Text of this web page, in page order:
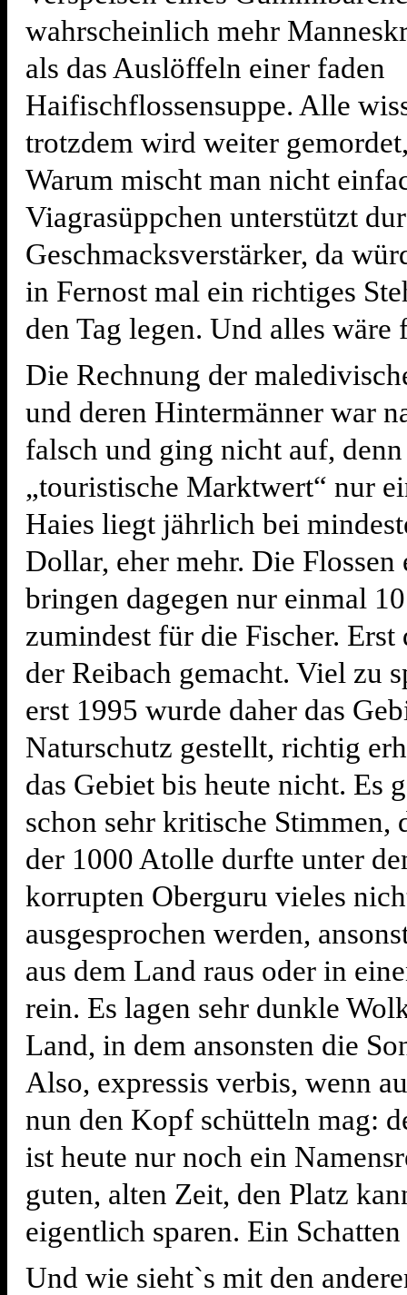
wahrscheinlich mehr
als das Auslöffeln einer faden
Haifischflossensuppe. Alle
trotzdem wird weiter
Warum mischt man nicht
Viagrasüppchen unterstützt
Geschmacksverstärker, da
in Fernost mal ein richtiges
den Tag legen. Und alles wäre
Die Rechnung der
und deren Hintermänner war
falsch und ging nicht auf,
„touristische Marktwert“ nur
Haies liegt jährlich bei
Dollar, eher mehr. Die Flossen
bringen dagegen nur einmal
zumindest für die Fischer. Erst
der Reibach gemacht. Viel zu
erst 1995 wurde daher das
Naturschutz gestellt, richtig
das Gebiet bis heute nicht. Es
schon sehr kritische Stimmen,
der 1000 Atolle durfte unter
korrupten Oberguru vieles
ausgesprochen werden,
aus dem Land raus oder in
rein. Es lagen sehr dunkle
Land, in dem ansonsten die
Also, expressis verbis, wenn
nun den Kopf schütteln mag:
ist heute nur noch ein
guten, alten Zeit, den Platz
eigentlich sparen. Ein
Und wie sieht`s mit den